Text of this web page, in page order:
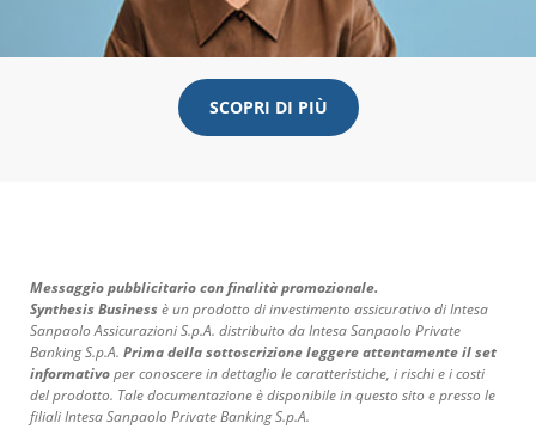
SCOPRI DI PIÙ
Messaggio pubblicitario con finalità promozionale.
Synthesis Businessè un prodotto di investimento assicurativo di Intesa
Sanpaolo Assicurazioni S.p.A. distribuito da Intesa Sanpaolo Private
Banking S.p.A. Prima della sottoscrizione leggere attentamente il set
informativoper conoscere in dettaglio le caratteristiche, i rischi e i costi
del prodotto. Tale documentazione è disponibile in questo sito e presso le
filiali Intesa Sanpaolo Private Banking S.p.A.